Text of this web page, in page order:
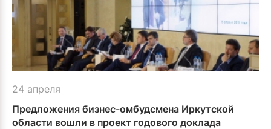
24 апреля
Предложения бизнес-омбудсмена Иркутской
области вошли в проект годового доклада